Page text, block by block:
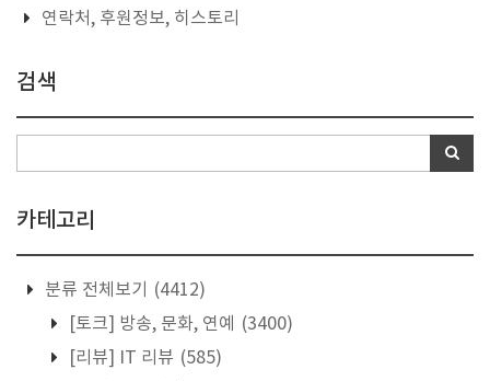
연락처, 후원정보, 히스토리
검색
카테고리
분류 전체보기
(4412)
[토크] 방송, 문화, 연예
(3400)
[리뷰] IT 리뷰 (585)